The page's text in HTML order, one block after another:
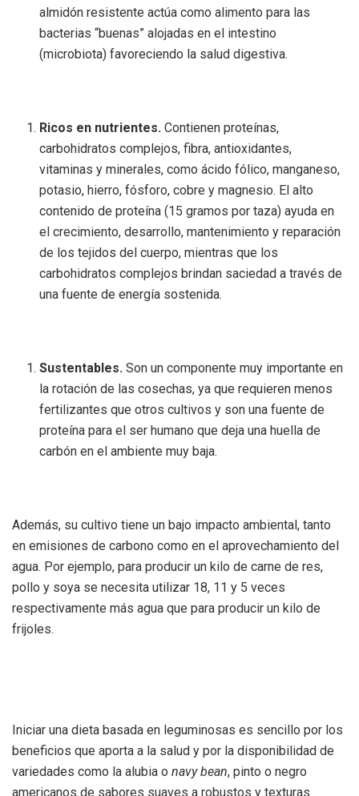
almidón resistente actúa como alimento para las
bacterias “buenas” alojadas en el intestino
(microbiota) favoreciendo la salud digestiva.
Ricos en nutrientes. Contienen proteínas,
carbohidratos complejos, fibra, antioxidantes,
vitaminas y minerales, como ácido fólico, manganeso,
potasio, hierro, fósforo, cobre y magnesio. El alto
contenido de proteína (15 gramos por taza) ayuda en
el crecimiento, desarrollo, mantenimiento y reparación
de los tejidos del cuerpo, mientras que los
carbohidratos complejos brindan saciedad a través de
una fuente de energía sostenida.
Sustentables. Son un componente muy importante en
la rotación de las cosechas, ya que requieren menos
fertilizantes que otros cultivos y son una fuente de
proteína para el ser humano que deja una huella de
carbón en el ambiente muy baja.
Además, su cultivo tiene un bajo impacto ambiental, tanto
en emisiones de carbono como en el aprovechamiento del
agua. Por ejemplo, para producir un kilo de carne de res,
pollo y soya se necesita utilizar 18, 11 y 5 veces
respectivamente más agua que para producir un kilo de
frijoles.
Iniciar una dieta basada en leguminosas es sencillo por los
beneficios que aporta a la salud y por la disponibilidad de
variedades como la alubia o navy bean, pinto o negro
americanos de sabores suaves a robustos y texturas